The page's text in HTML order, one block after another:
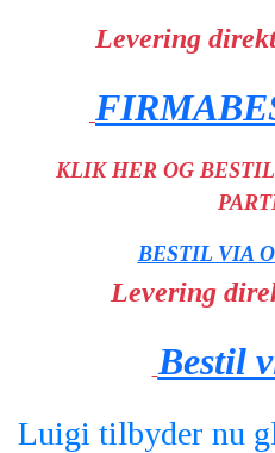
Levering
KLIK HER OG
BESTIL VIA
Levering
Bestil
Luigi tilbyder nu